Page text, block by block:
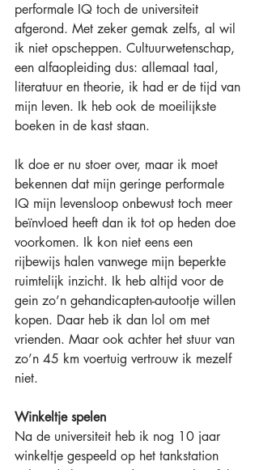
performale IQ toch de universiteit
afgerond. Met zeker gemak zelfs, al wil
ik niet opscheppen. Cultuurwetenschap,
een alfaopleiding dus: allemaal taal,
literatuur en theorie, ik had er de tijd van
mijn leven. Ik heb ook de moeilijkste
boeken in de kast staan.
Ik doe er nu stoer over, maar ik moet
bekennen dat mijn geringe performale
IQ mijn levensloop onbewust toch meer
beïnvloed heeft dan ik tot op heden doe
voorkomen. Ik kon niet eens een
rijbewijs halen vanwege mijn beperkte
ruimtelijk inzicht. Ik heb altijd voor de
gein zo’n gehandicapten-autootje willen
kopen. Daar heb ik dan lol om met
vrienden. Maar ook achter het stuur van
zo’n 45 km voertuig vertrouw ik mezelf
niet.
Winkeltje spelen
Na de universiteit heb ik nog 10 jaar
winkeltje gespeeld op het tankstation